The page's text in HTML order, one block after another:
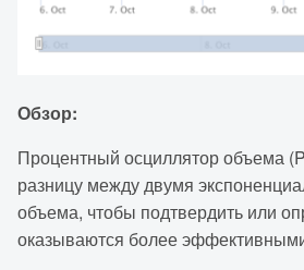
Обзор:
Процентный осциллятор объема
разницу между двумя
объема, чтобы подтвердить или
оказываются более